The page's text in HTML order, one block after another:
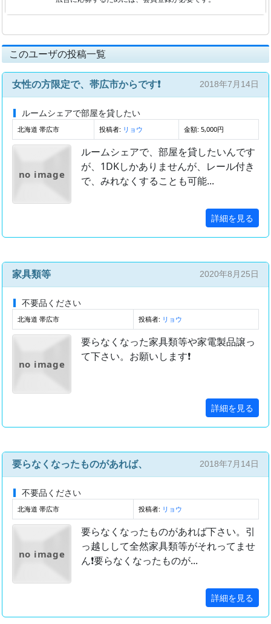
このユーザの投稿一覧
女性の方限定で、帯広市からです❗ 2018年7月14日
ルームシェアで部屋を貸したい
北海道 帯広市 投稿者: リョウ 金額: 5,000円
no image
ルームシェアで、部屋を貸したいんです
が、1DKしかありませんが、レール付き
で、みれなくすることも可能...
詳細を見る
家具類等 2020年8月25日
不要品ください
北海道 帯広市 投稿者: リョウ
no image
要らなくなった家具類等や家電製品譲っ
て下さい。お願いします❗
詳細を見る
要らなくなったものがあれば、 2018年7月14日
不要品ください
北海道 帯広市 投稿者: リョウ
no image
要らなくなったものがあれば下さい。引
っ越しして全然家具類等がそれってませ
ん❗要らなくなったものが...
詳細を見る